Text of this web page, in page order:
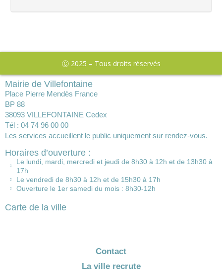
Ⓒ 2025 – Tous droits réservés
Mairie de Villefontaine
Place Pierre Mendès France
BP 88
38093 VILLEFONTAINE Cedex
Tél : 04 74 96 00 00
Les services accueillent le public uniquement sur rendez-vous.
Horaires d’ouverture :
Le lundi, mardi, mercredi et jeudi de 8h30 à 12h et de 13h30 à
17h
Le vendredi de 8h30 à 12h et de 15h30 à 17h
Ouverture le 1er samedi du mois : 8h30-12h
Carte de la ville
Contact
La ville recrute